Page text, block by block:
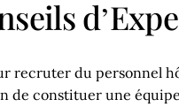
recruter du personnel
de constituer une